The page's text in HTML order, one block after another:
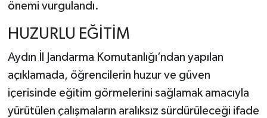
önemi vurgulandı.
HUZURLU EĞİTİM
Aydın İl Jandarma Komutanlığı’ndan yapılan
açıklamada, öğrencilerin huzur ve güven
içerisinde eğitim görmelerini sağlamak amacıyla
yürütülen çalışmaların aralıksız sürdürüleceği ifade